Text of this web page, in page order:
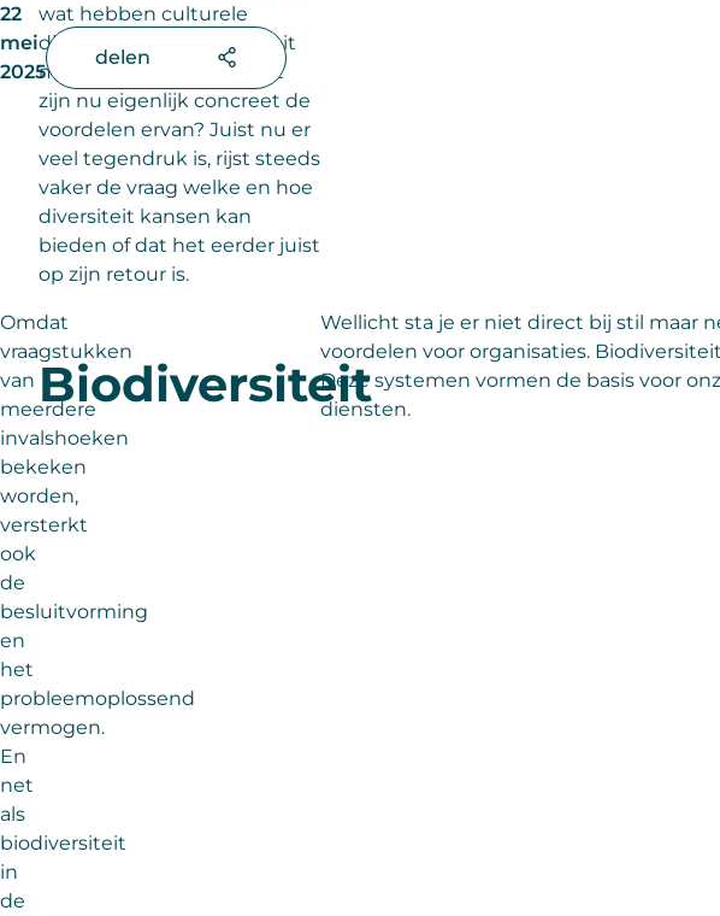
22
mei
2025
delen
wat hebben culturele
diversiteit en biodiversiteit
met elkaar gemeen? Wat
zijn nu eigenlijk concreet de
voordelen ervan? Juist nu er
veel tegendruk is, rijst steeds
vaker de vraag welke en hoe
diversiteit kansen kan
bieden of dat het eerder juist
op zijn retour is.
Omdat
vraagstukken
van
meerdere
invalshoeken
bekeken
worden,
versterkt
ook
de
besluitvorming
en
het
probleemoplossend
vermogen.
En
net
als
biodiversiteit
in
de
Biodiversiteit
Wellicht sta je er niet direct bij stil maar
voordelen voor organisaties.
Deze systemen vormen de basis voor
diensten.